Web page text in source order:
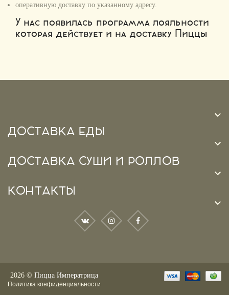
оперативную доставку по указанному адресу.
У нас появилась программа лояльности
которая действует и на доставку Пиццы

ДОСТАВКА ЕДЫ

ДОСТАВКА СУШИ И РОЛЛОВ

КОНТАКТЫ

2026 © Пицца Императрица
Политика конфиденциальности